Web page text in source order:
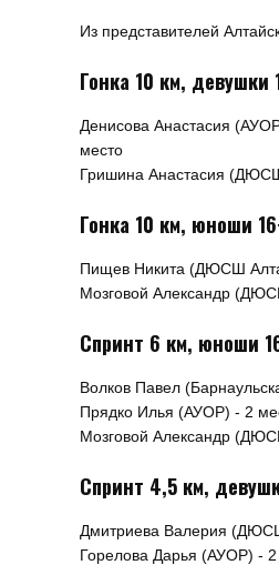
Из представителей
Гонка 10 км, девушки
Денисова Анастасия
место
Гришина Анастасия
Гонка 10 км, юноши
Пищев Никита (ДЮСШ
Мозговой Александр
Спринт 6 км, юноши
Волков Павел
Прядко Илья (АУОР) - 2
Мозговой Александр
Спринт 4,5 км,
Дмитриева Валерия
Горелова Дарья (АУОР) - 2